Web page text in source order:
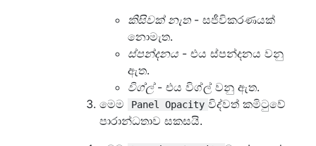
කිසිවක් නැත- සජීවිකරණයක්
නොමැත.
ස්පන්දනය - එය ස්පන්දනය වනු
ඇත.
විග්ල්- එය විග්ල් වනු ඇත.
මෙම
Panel Opacity විද්වත් කමිටුවේ
පාරාන්ධතාව සකසයි.